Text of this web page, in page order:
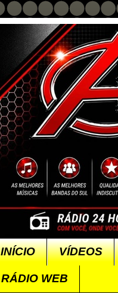
INÍCIO VÍDEOS
RÁDIO WEB